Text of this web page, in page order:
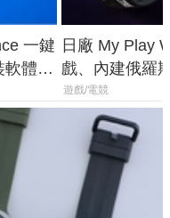
一鍵
軟體與
日廠 My Play
戲、內建俄羅
過竟然不能連
遊戲/電競